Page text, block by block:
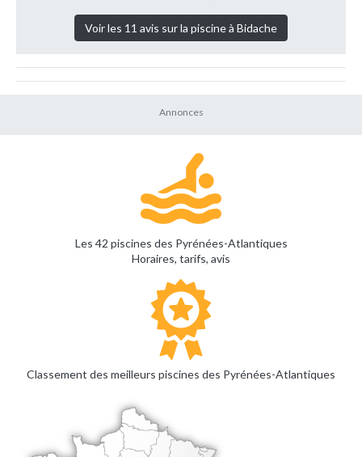
Voir les 11 avis sur la piscine à Bidache
Les 42 piscines des Pyrénées-Atlantiques
Horaires, tarifs, avis
Classement des meilleurs piscines des Pyrénées-Atlantiques